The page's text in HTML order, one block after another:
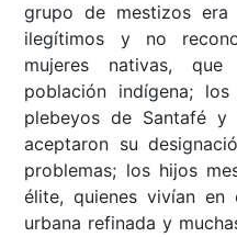
grupo de mestizos
ilegítimos y no
mujeres nativas,
población indígena;
plebeyos de Santafé y
aceptaron su
problemas; los hijos
élite, quienes vivían
urbana refinada y